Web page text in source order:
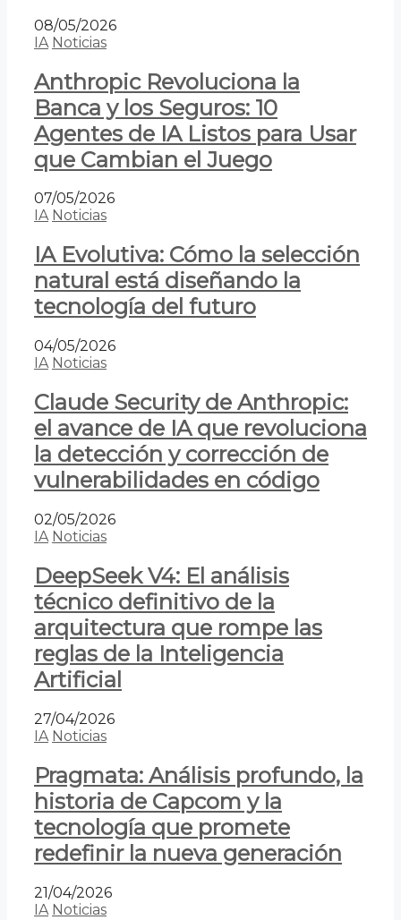
08/05/2026
IA Noticias
Anthropic Revoluciona la
Banca y los Seguros: 10
Agentes de IA Listos para Usar
que Cambian el Juego
07/05/2026
IA Noticias
IA Evolutiva: Cómo la selección
natural está diseñando la
tecnología del futuro
04/05/2026
IA Noticias
Claude Security de Anthropic:
el avance de IA que revoluciona
la detección y corrección de
vulnerabilidades en código
02/05/2026
IA Noticias
DeepSeek V4: El análisis
técnico definitivo de la
arquitectura que rompe las
reglas de la Inteligencia
Artificial
27/04/2026
IA Noticias
Pragmata: Análisis profundo, la
historia de Capcom y la
tecnología que promete
redefinir la nueva generación
21/04/2026
IA Noticias